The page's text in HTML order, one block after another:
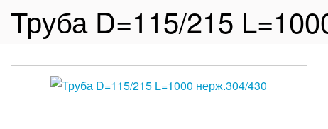
Труба D=115/215